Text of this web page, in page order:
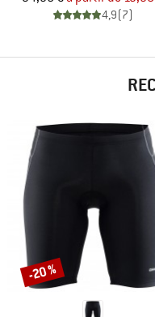
4,9(7)
Remise
-20 %